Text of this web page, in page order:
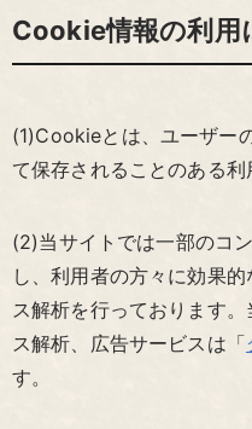
Cookie情報の利用
(1)Cookieとは、ユーザー
て保存されることのある利
(2)当サイトでは一部のコ
し、利用者の方々に効果
ス解析を行っております
ス解析、広告サービスは「
す。